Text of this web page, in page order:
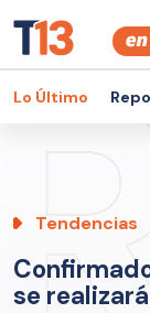
Lo Último
Tendencias
se